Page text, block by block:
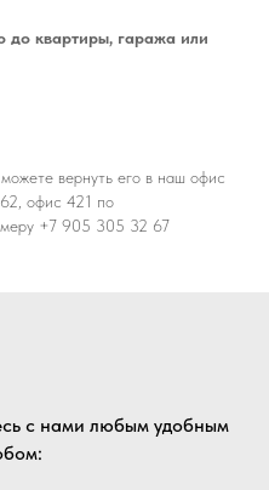
до квартиры, гаража или
вернуть его в наш офис
офис 421 по
+7 905 305 32 67
с нами любым удобным